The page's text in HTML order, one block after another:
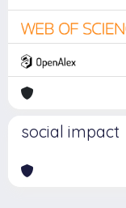
social impact